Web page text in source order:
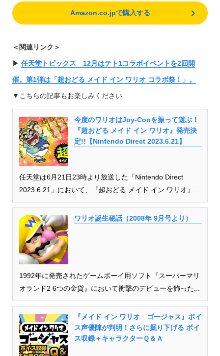
Amazon.co.jpで購入する
＜関連リンク＞
▶︎ 任天堂トピックス 12月はテト1コラボイベントを2回開
催。第1弾は「超おどる メイド イン ワリオ コラボ祭！」。
▼こちらの記事もお楽しみください
今度のワリオはJoy-Conを振って遊ぶ！
『超おどる メイド イン ワリオ』発売決
定!!【Nintendo Direct 2023.6.21】
任天堂は6月21日23時より放送した「Nintendo Direct
2023.6.21」において、『超おどる メイド イン ワリオ』...
ワリオ誕生秘話（2008年 9月号より）
1992年に発売されたゲームボーイ用ソフト『スーパーマリ
オランド2 6つの金貨』において衝撃のデビューを飾った...
『メイド イン ワリオ ゴージャス』ボイ
ス声優陣が判明！さらに掘り下げる ボイ
ス収録＋キャラクターＱ＆Ａ